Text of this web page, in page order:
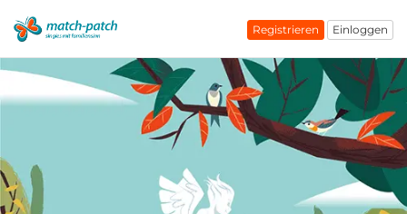
Registrieren Einloggen